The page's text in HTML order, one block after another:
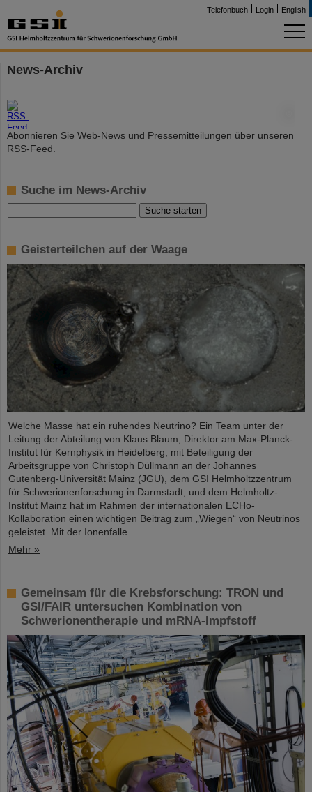
Telefonbuch Login English
News-Archiv
Abonnieren Sie Web-News und Pressemitteilungen über unseren
RSS-Feed.
Suche im News-Archiv
Geisterteilchen auf der Waage
Welche Masse hat ein ruhendes Neutrino? Ein Team unter der
Leitung der Abteilung von Klaus Blaum, Direktor am Max-Planck-
Institut für Kernphysik in Heidelberg, mit Beteiligung der
Arbeitsgruppe von Christoph Düllmann an der Johannes
Gutenberg-Universität Mainz (JGU), dem GSI Helmholtzzentrum
für Schwerionenforschung in Darmstadt, und dem Helmholtz-
Institut Mainz hat im Rahmen der internationalen ECHo-
Kollaboration einen wichtigen Beitrag zum „Wiegen“ von Neutrinos
geleistet. Mit der Ionenfalle…
Mehr »
Gemeinsam für die Krebsforschung: TRON und
GSI/FAIR untersuchen Kombination von
Schwerionentherapie und mRNA-Impfstoff